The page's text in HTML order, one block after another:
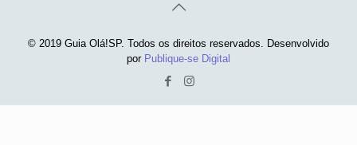
© 2019 Guia Olá!SP. Todos os direitos reservados. Desenvolvido
por Publique-se Digital